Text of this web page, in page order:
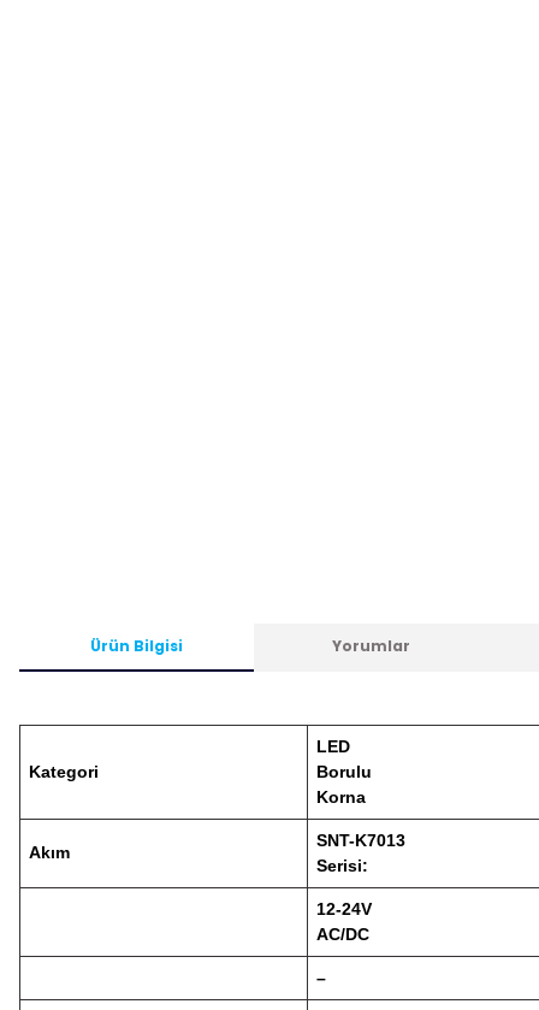
Ürün Bilgisi Yorumlar
Kategori
LED
Borulu
Korna
Akım
SNT-K7013
Serisi:
12-24V
AC/DC
–